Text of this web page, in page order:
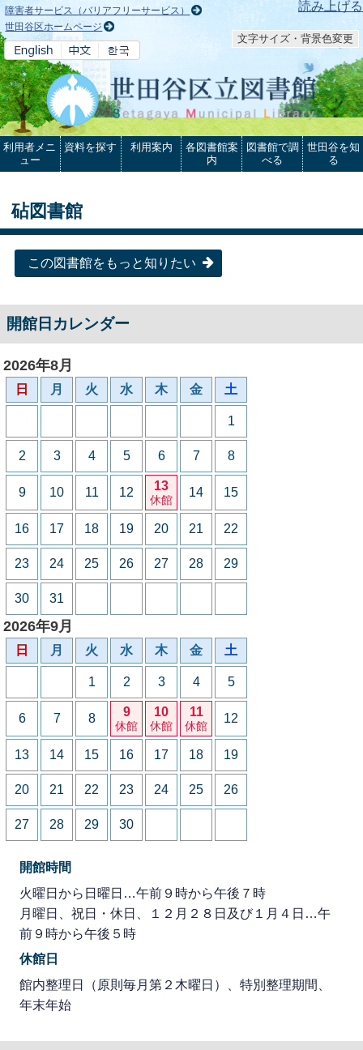
本文へ 読み上げる
障害者サービス（バリアフリーサービス）
世田谷区ホームページ
文字サイズ・背景色変更
利用者メニ
ュー
資料を探す 利用案内
各図書館案
内
図書館で調
べる
世田谷を知
る
砧図書館
この図書館をもっと知りたい
開館日カレンダー
2026年8月
日 月 火 水 木 金 土
1
2 3 4 5 6 7 8
9 10 11 12 13
休館
14 15
16 17 18 19 20 21 22
23 24 25 26 27 28 29
30 31
2026年9月
日 月 火 水 木 金 土
1 2 3 4 5
6 7 8 9
休館
10
休館
11
休館
12
13 14 15 16 17 18 19
20 21 22 23 24 25 26
27 28 29 30
開館時間
火曜日から日曜日…午前９時から午後７時
月曜日、祝日・休日、１２月２８日及び１月４日…午
前９時から午後５時
休館日
館内整理日（原則毎月第２木曜日）、特別整理期間、
年末年始